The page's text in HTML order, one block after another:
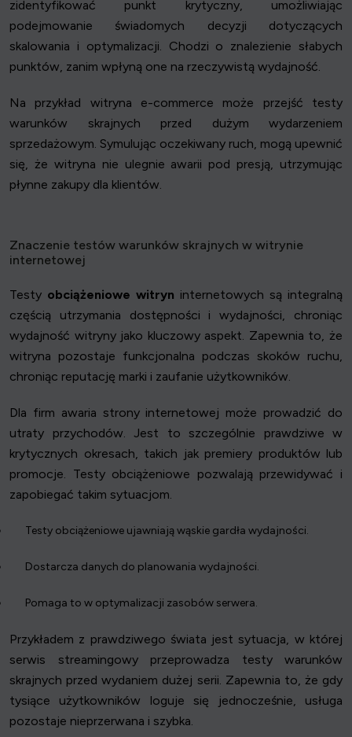
zidentyfikować punkt krytyczny, umożliwiając
podejmowanie świadomych decyzji dotyczących
skalowania i optymalizacji. Chodzi o znalezienie słabych
punktów, zanim wpłyną one na rzeczywistą wydajność.
Na przykład witryna e-commerce może przejść testy
warunków skrajnych przed dużym wydarzeniem
sprzedażowym. Symulując oczekiwany ruch, mogą upewnić
się, że witryna nie ulegnie awarii pod presją, utrzymując
płynne zakupy dla klientów.
Znaczenie testów warunków skrajnych w witrynie
internetowej
Testy obciążeniowe witryn internetowych są integralną
częścią utrzymania dostępności i wydajności, chroniąc
wydajność witryny jako kluczowy aspekt. Zapewnia to, że
witryna pozostaje funkcjonalna podczas skoków ruchu,
chroniąc reputację marki i zaufanie użytkowników.
Dla firm awaria strony internetowej może prowadzić do
utraty przychodów. Jest to szczególnie prawdziwe w
krytycznych okresach, takich jak premiery produktów lub
promocje. Testy obciążeniowe pozwalają przewidywać i
zapobiegać takim sytuacjom.
Testy obciążeniowe ujawniają wąskie gardła wydajności.
Dostarcza danych do planowania wydajności.
Pomaga to w optymalizacji zasobów serwera.
Przykładem z prawdziwego świata jest sytuacja, w której
serwis streamingowy przeprowadza testy warunków
skrajnych przed wydaniem dużej serii. Zapewnia to, że gdy
tysiące użytkowników loguje się jednocześnie, usługa
pozostaje nieprzerwana i szybka.